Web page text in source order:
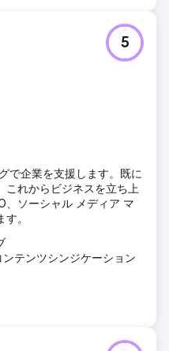
増加しました。検索エ
対する Digitlab のアプロー
ージに移動
5
で企業を支援します。既に
これからビジネスを立ち上
、ソーシャル メディア マ
。
テンツシンジケーション